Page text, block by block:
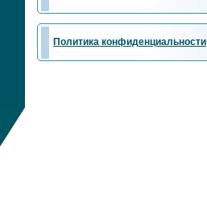
Политика конфиденциальности